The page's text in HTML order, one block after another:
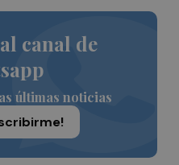
canal de
últimas noticias